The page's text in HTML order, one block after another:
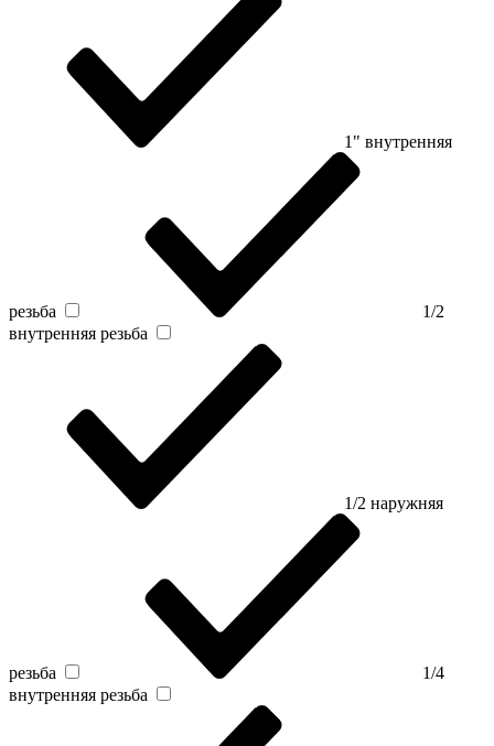
1" внутренняя
резьба
1/2
внутренняя резьба
1/2 наружняя
резьба
1/4
внутренняя резьба